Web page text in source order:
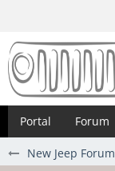
Portal Forum
New Jeep Forum